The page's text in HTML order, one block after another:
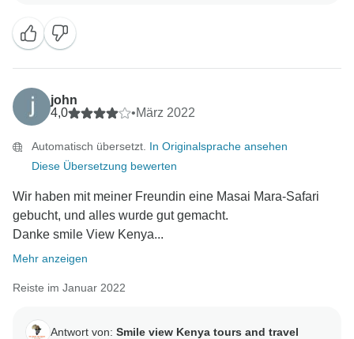
john
4,0
•März 2022
Automatisch übersetzt. In Originalsprache ansehen
Diese Übersetzung bewerten
Wir haben mit meiner Freundin eine Masai Mara-Safari
gebucht, und alles wurde gut gemacht.
Danke smile View Kenya...
Mehr anzeigen
Reiste im Januar 2022
Antwort von: Smile view Kenya tours and travel